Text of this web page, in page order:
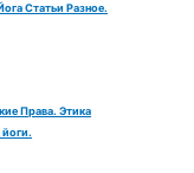
Статьи Разное.
Права. Этика